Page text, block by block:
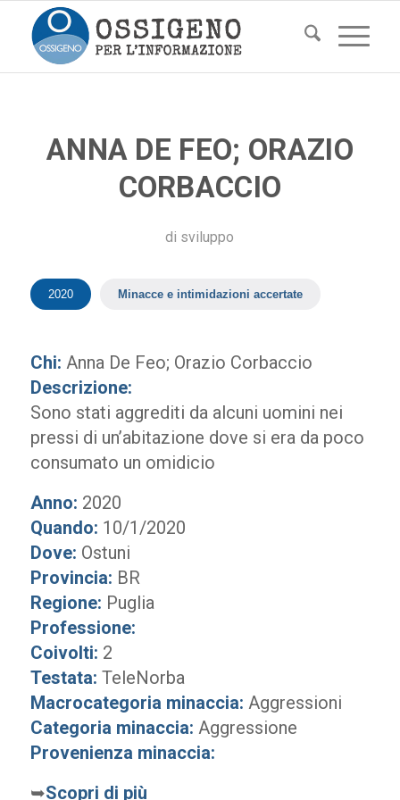
ANNA DE FEO; ORAZIO
CORBACCIO
di sviluppo
2020 Minacce e intimidazioni accertate
Chi: Anna De Feo; Orazio Corbaccio
Descrizione:
Sono stati aggrediti da alcuni uomini nei
pressi di un’abitazione dove si era da poco
consumato un omidicio
Anno: 2020
Quando: 10/1/2020
Dove: Ostuni
Provincia: BR
Regione: Puglia
Professione:
Coivolti: 2
Testata: TeleNorba
Macrocategoria minaccia: Aggressioni
Categoria minaccia: Aggressione
Provenienza minaccia:
➥Scopri di più